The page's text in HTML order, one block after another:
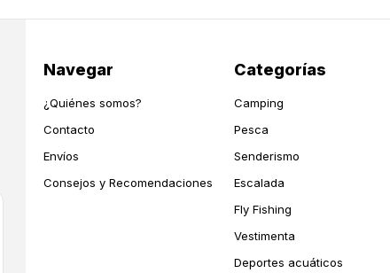
Navegar
¿Quiénes somos?
Contacto
Envíos
Consejos y Recomendaciones
Categorías
Camping
Pesca
Senderismo
Escalada
Fly Fishing
Vestimenta
Deportes acuáticos